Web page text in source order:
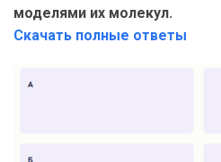
моделями их молекул.
Скачать полные ответы